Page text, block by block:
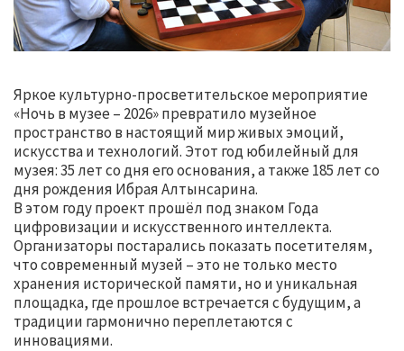
Яркое культурно-просветительское мероприятие
«Ночь в музее – 2026» превратило музейное
пространство в настоящий мир живых эмоций,
искусства и технологий. Этот год юбилейный для
музея: 35 лет со дня его основания, а также 185 лет со
дня рождения Ибрая Алтынсарина.
В этом году проект прошёл под знаком Года
цифровизации и искусственного интеллекта.
Организаторы постарались показать посетителям,
что современный музей – это не только место
хранения исторической памяти, но и уникальная
площадка, где прошлое встречается с будущим, а
традиции гармонично переплетаются с
инновациями.